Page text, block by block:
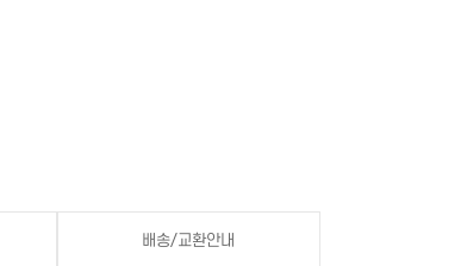
배송/교환안내